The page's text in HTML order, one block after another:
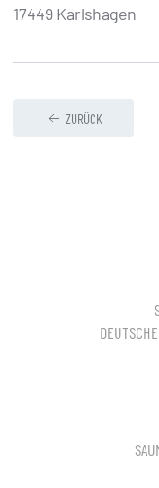
17449 Karlshagen
ZURÜCK